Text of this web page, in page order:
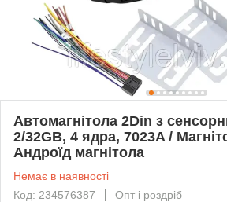
Автомагнітола 2Din з
2/32GB, 4 ядра, 7023A /
Андроїд магнітола
Немає в наявності
Код: 234576387
Опт і роздріб